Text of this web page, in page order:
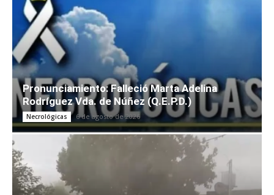
Pronunciamiento: Falleció Marta Adelina
Rodríguez Vda. de Núñez (Q.E.P.D.)
Necrológicas 6 de agosto de 2026